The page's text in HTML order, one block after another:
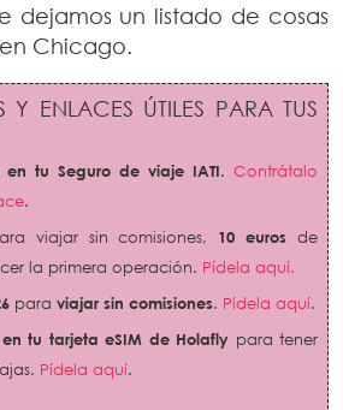
dejamos un listado de cosas
Chicago.
Y ENLACES ÚTILES PARA TUS
en tu Seguro de viaje IATI. Contrátalo
.
viajar sin comisiones, 10 euros de
la primera operación. Pídela aquí.
para viajar sin comisiones. Pídela aquí.
tu tarjeta eSIM de Holafly para tener
Pídela aquí.